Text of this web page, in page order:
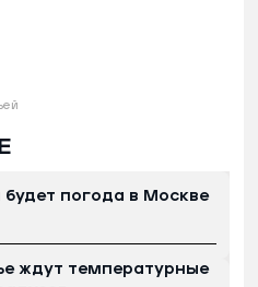
будет погода в Москве
ждут температурные